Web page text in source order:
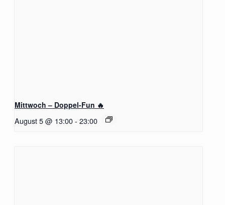
Mittwoch – Doppel-Fun 🔥
August 5 @ 13:00- 23:00